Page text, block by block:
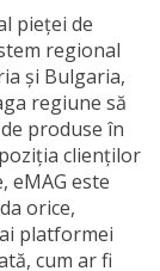
pieţei de
regional
și Bulgaria,
regiune să
produse în
clienților
eMAG este
orice,
platformei
cum ar fi